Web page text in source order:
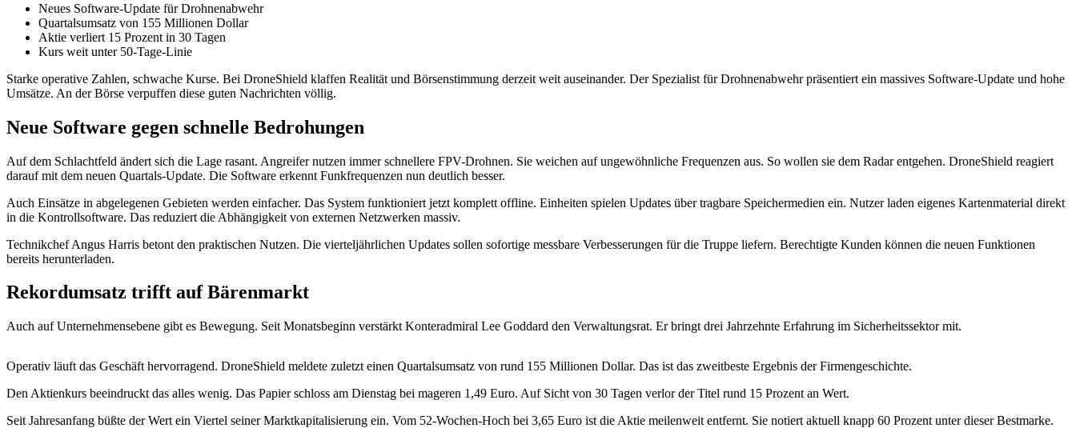
Neues Software-Update für Drohnenabwehr
Quartalsumsatz von 155 Millionen Dollar
Aktie verliert 15 Prozent in 30 Tagen
Kurs weit unter 50-Tage-Linie
Starke operative Zahlen, schwache Kurse. Bei DroneShield klaffen Realität und Börsenstimmung derzeit weit auseinander. Der Spezialist für Drohnenabwehr präsentiert ein massives Software-Update und hohe
Umsätze. An der Börse verpuffen diese guten Nachrichten völlig.
Neue Software gegen schnelle Bedrohungen
Auf dem Schlachtfeld ändert sich die Lage rasant. Angreifer nutzen immer schnellere FPV-Drohnen. Sie weichen auf ungewöhnliche Frequenzen aus. So wollen sie dem Radar entgehen. DroneShield reagiert
darauf mit dem neuen Quartals-Update. Die Software erkennt Funkfrequenzen nun deutlich besser.
Auch Einsätze in abgelegenen Gebieten werden einfacher. Das System funktioniert jetzt komplett offline. Einheiten spielen Updates über tragbare Speichermedien ein. Nutzer laden eigenes Kartenmaterial direkt
in die Kontrollsoftware. Das reduziert die Abhängigkeit von externen Netzwerken massiv.
Technikchef Angus Harris betont den praktischen Nutzen. Die vierteljährlichen Updates sollen sofortige messbare Verbesserungen für die Truppe liefern. Berechtigte Kunden können die neuen Funktionen
bereits herunterladen.
Rekordumsatz trifft auf Bärenmarkt
Auch auf Unternehmensebene gibt es Bewegung. Seit Monatsbeginn verstärkt Konteradmiral Lee Goddard den Verwaltungsrat. Er bringt drei Jahrzehnte Erfahrung im Sicherheitssektor mit.
Operativ läuft das Geschäft hervorragend. DroneShield meldete zuletzt einen Quartalsumsatz von rund 155 Millionen Dollar. Das ist das zweitbeste Ergebnis der Firmengeschichte.
Den Aktienkurs beeindruckt das alles wenig. Das Papier schloss am Dienstag bei mageren 1,49 Euro. Auf Sicht von 30 Tagen verlor der Titel rund 15 Prozent an Wert.
Seit Jahresanfang büßte der Wert ein Viertel seiner Marktkapitalisierung ein. Vom 52-Wochen-Hoch bei 3,65 Euro ist die Aktie meilenweit entfernt. Sie notiert aktuell knapp 60 Prozent unter dieser Bestmarke.